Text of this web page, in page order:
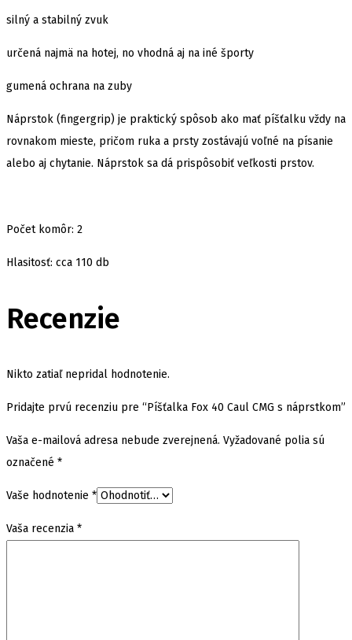
silný a stabilný zvuk
určená najmä na hotej, no vhodná aj na iné športy
gumená ochrana na zuby
Náprstok (fingergrip) je praktický spôsob ako mať píšťalku vždy na
rovnakom mieste, pričom ruka a prsty zostávajú voľné na písanie
alebo aj chytanie. Náprstok sa dá prispôsobiť veľkosti prstov.
Počet komôr: 2
Hlasitosť: cca 110 db
Recenzie
Nikto zatiaľ nepridal hodnotenie.
Pridajte prvú recenziu pre “Píšťalka Fox 40 Caul CMG s náprstkom”
Vaša e-mailová adresa nebude zverejnená. Vyžadované polia sú
označené *
Vaše hodnotenie *
Vaša recenzia *